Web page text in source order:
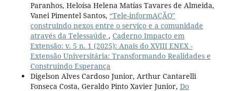
Paranhos, Heloísa Helena Matías Tavares de Almeida,
Vanei Pimentel Santos, “Tele-informAÇÃO"
construindo nexos entre o serviço e a comunidade
através da Telessaúde , Caderno Impacto em
Extensão: v. 5 n. 1 (2025): Anais do XVIII ENEX -
Extensão Universitária: Transformando Realidades e
Construindo Esperança
Digelson Alves Cardoso Junior, Arthur Cantarelli
Fonseca Costa, Geraldo Pinto Xavier Junior, Do